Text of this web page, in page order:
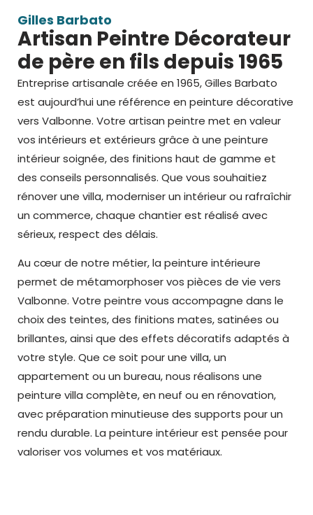
Gilles Barbato
Artisan Peintre Décorateur
de père en fils depuis 1965
Entreprise artisanale créée en 1965, Gilles Barbato
est aujourd’hui une référence en peinture décorative
vers Valbonne. Votre artisan peintre met en valeur
vos intérieurs et extérieurs grâce à une peinture
intérieursoignée, des finitions haut de gamme et
des conseils personnalisés. Que vous souhaitiez
rénover une villa, moderniser un intérieur ou rafraîchir
un commerce, chaque chantier est réalisé avec
sérieux, respect des délais.
Au cœur de notre métier, la peinture intérieure
permet de métamorphoser vos pièces de vie vers
Valbonne. Votre peintre vous accompagne dans le
choix des teintes, des finitions mates, satinées ou
brillantes, ainsi que des effets décoratifs adaptés à
votre style. Que ce soit pour une villa, un
appartement ou un bureau, nous réalisons une
peinture villa complète, en neuf ou en rénovation,
avec préparation minutieuse des supports pour un
rendu durable. La peinture intérieur est pensée pour
valoriser vos volumes et vos matériaux.